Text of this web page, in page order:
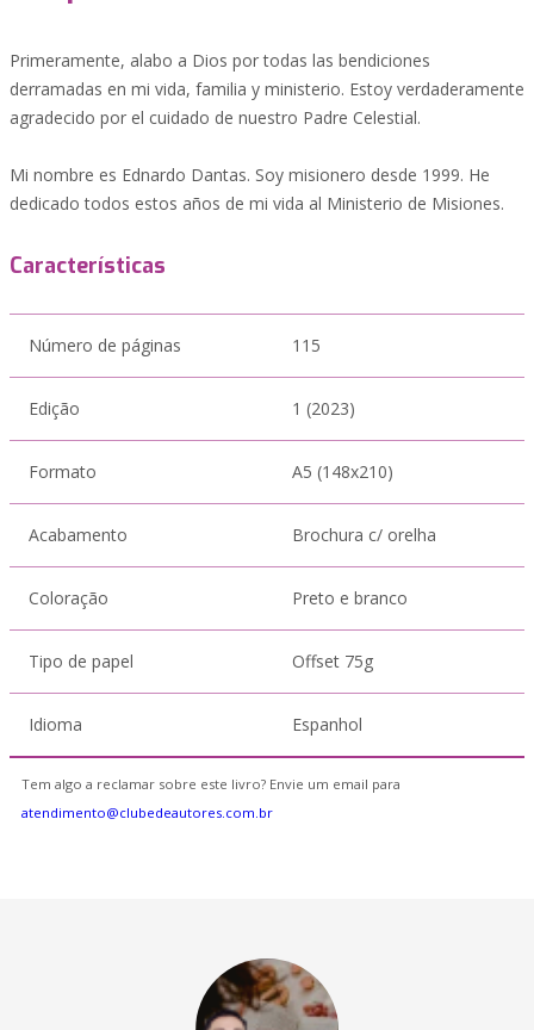
Primeramente, alabo a Dios por todas las bendiciones
derramadas en mi vida, familia y ministerio. Estoy verdaderamente
agradecido por el cuidado de nuestro Padre Celestial.
Mi nombre es Ednardo Dantas. Soy misionero desde 1999. He
dedicado todos estos años de mi vida al Ministerio de Misiones.
Características
Número de páginas 115
Edição 1 (2023)
Formato A5 (148x210)
Acabamento Brochura c/ orelha
Coloração Preto e branco
Tipo de papel Offset 75g
Idioma Espanhol
Tem algo a reclamar sobre este livro? Envie um email para
atendimento@clubedeautores.com.br